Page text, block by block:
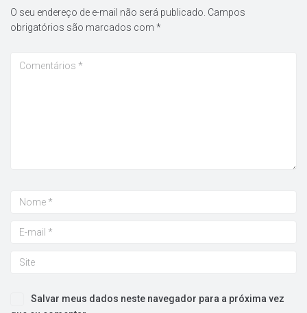
O seu endereço de e-mail não será publicado. Campos
obrigatórios são marcados com *
Salvar meus dados neste navegador para a próxima vez